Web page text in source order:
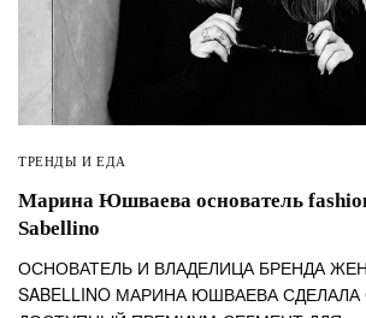
ТРЕНДЫ И ЕДА
Марина Юшваева основатель
Sabellino
ОСНОВАТЕЛЬ И ВЛАДЕЛИЦА БРЕНДА
SABELLINO МАРИНА ЮШВАЕВА СДЕЛАЛА